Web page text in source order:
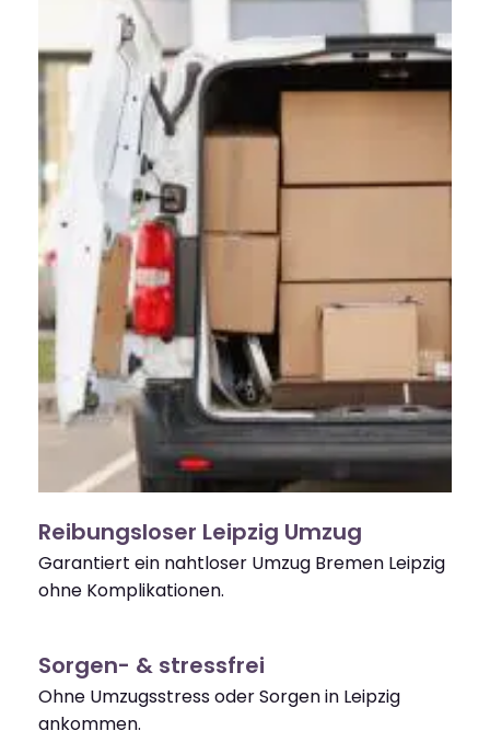
Reibungsloser Leipzig Umzug
Garantiert ein nahtloser Umzug Bremen Leipzig
ohne Komplikationen.
Sorgen- & stressfrei
Ohne Umzugsstress oder Sorgen in Leipzig
ankommen.